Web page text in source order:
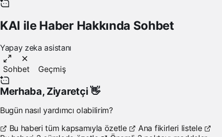
KAI ile Haber Hakkında Sohbet
Yapay zeka asistanı
Sohbet Geçmiş
Merhaba, Ziyaretçi👋
Bugün nasıl yardımcı olabilirim?
Bu haberi tüm kapsamıyla özetle
Ana fikirleri listele